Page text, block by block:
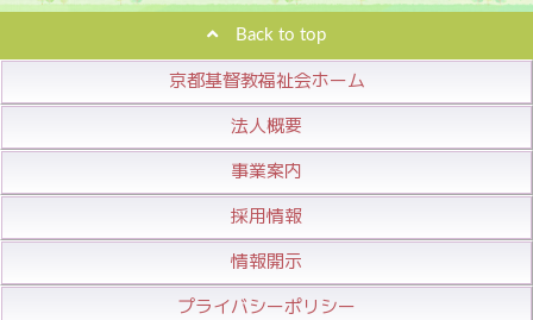
Back to top
京都基督教福祉会ホーム
法人概要
事業案内
採用情報
情報開示
プライバシーポリシー